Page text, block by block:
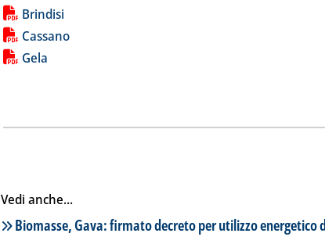
Lista allegati PDF alla notizia
Brindisi
Cassano
Gela
Vedi anche...
Lista notizie correlate
Biomasse, Gava: firmato decreto per utilizzo energetico